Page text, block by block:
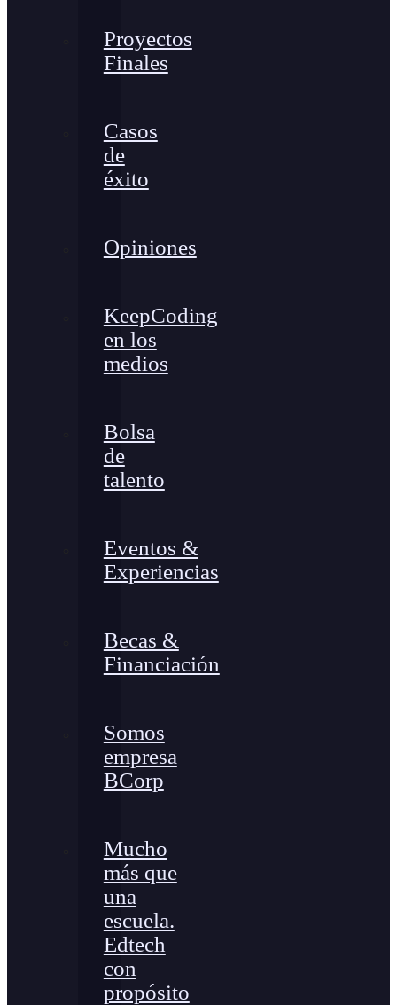
Proyectos
Finales
Casos
de
éxito
Opiniones
KeepCoding
en los
medios
Bolsa
de
talento
Eventos &
Experiencias
Becas &
Financiación
Somos
empresa
BCorp
Mucho
más que
una
escuela.
Edtech
con
propósito